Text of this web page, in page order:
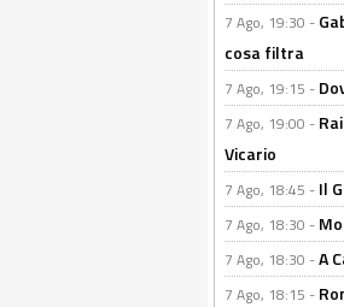
7 Ago, 19:30 -
cosa filtra
7 Ago, 19:15 -
7 Ago, 19:00 -
Vicario
7 Ago, 18:45 - Il
7 Ago, 18:30 -
7 Ago, 18:30 -A
7 Ago, 18:15 -